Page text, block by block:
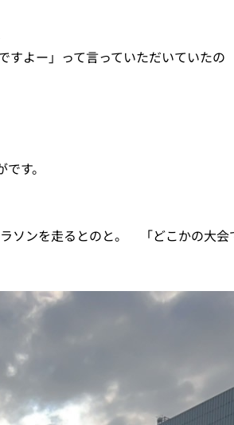
すよー」って言っていただいていたの
す。
ソンを走るとのと。 「どこかの大会